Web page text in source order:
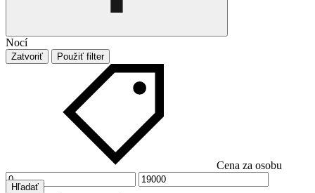
Nocí
Zatvoriť Použiť filter
Cena za osobu
Hľadať